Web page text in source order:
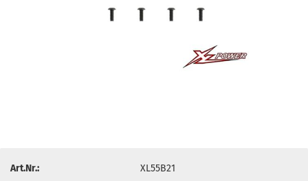
Art.Nr.:
XL55B21